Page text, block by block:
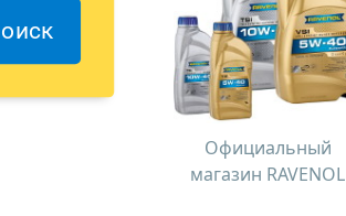
Официальный
магазин RAVENOL